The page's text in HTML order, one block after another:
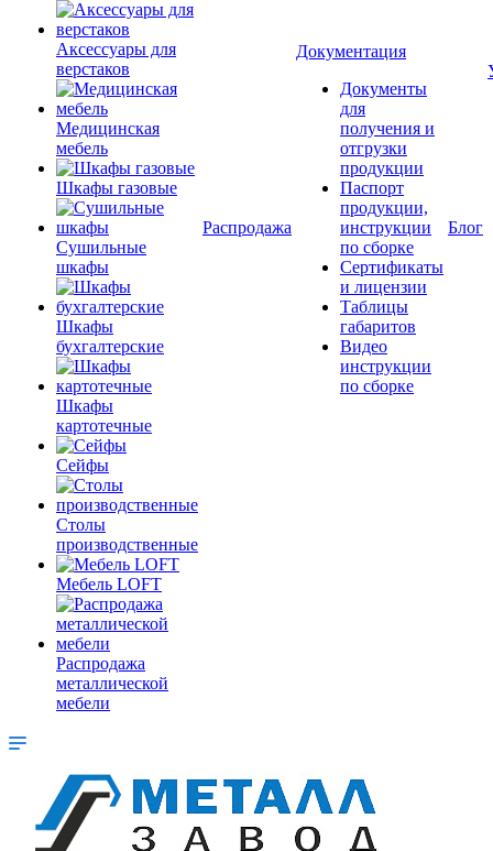
Аксессуары для
верстаков
Медицинская
мебель
Шкафы газовые
Сушильные
шкафы
Шкафы
бухгалтерские
Шкафы
картотечные
Сейфы
Столы
производственные
Мебель LOFT
Распродажа
металлической
мебели
Распродажа
Документация
Документы
для
получения и
отгрузки
продукции
Паспорт
продукции,
инструкции
по сборке
Сертификаты
и лицензии
Таблицы
габаритов
Видео
инструкции
по сборке
Блог